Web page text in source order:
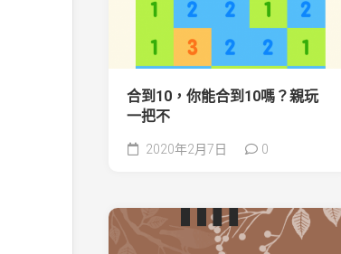
合到10，你能合到10嗎？親玩
一把不
2020年2月7日 0